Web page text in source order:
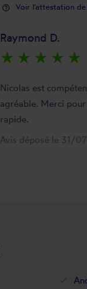
help_outline Voir l'attestation
Raymond D.
star_rate star_rate star_rate star_rate star_rate
Nicolas est
agréable. Merci
rapide.
Avis déposé le 31/